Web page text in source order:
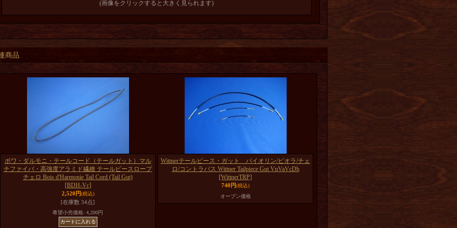
(画像をクリックすると大きく見られます)
商品
ボワ・ダルモニ・テールコード（テールガット）マル
チファイバ・高強度アラミド繊維 テールピースロープ
チェロ Bois d'Harmonie Tail Cord (Tail Gut)
[BDH-Vc]
2,520円(税込)
[在庫数 34点]
希望小売価格: 4,200円
Wittnerテールピース・ガット バイオリン/ビオラ/チェ
ロ/コントラバス Wittner Tailpiece Gut VnVaVcDb
[WittnerTRP]
740円(税込)
オープン価格